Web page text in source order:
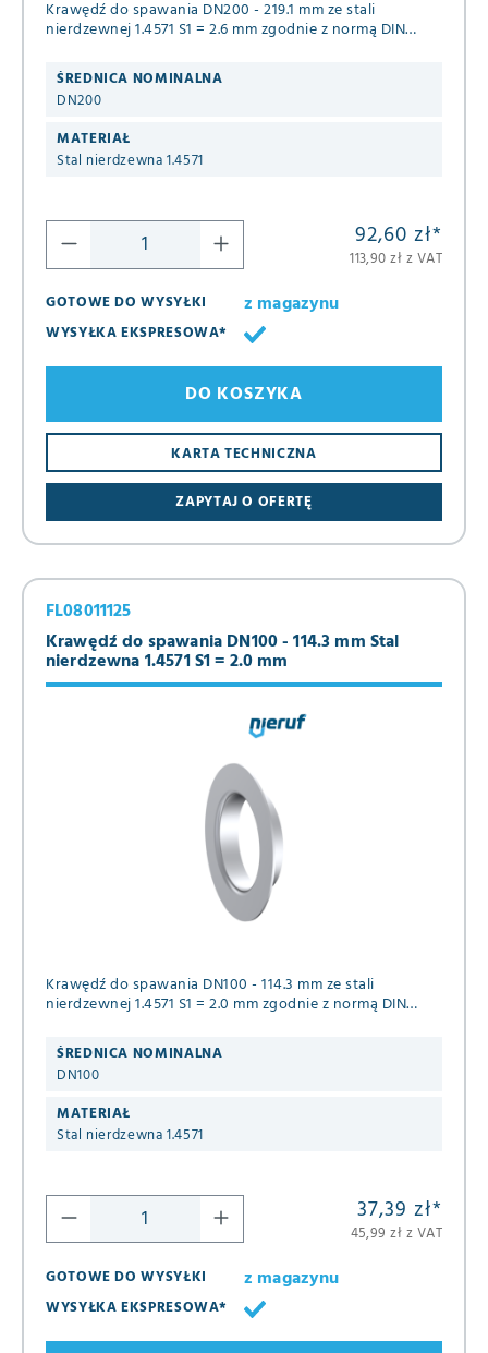
Krawędź do spawania DN200 - 219.1 mm ze stali
nierdzewnej 1.4571 S1 = 2.6 mm zgodnie z normą DIN
ŚREDNICA NOMINALNA
DN200
MATERIAŁ
Stal nierdzewna 1.4571
92,60 zł*
113,90 zł z VAT
GOTOWE DO WYSYŁKI
z magazynu
WYSYŁKA EKSPRESOWA*
ZAPYTAJ O OFERTĘ
KARTA TECHNICZNA
DO KOSZYKA
Krawędź do spawania DN100 - 114.3 mm Stal
nierdzewna 1.4571 S1 = 2.0 mm
FL08011125
Krawędź do spawania DN100 - 114.3 mm ze stali
nierdzewnej 1.4571 S1 = 2.0 mm zgodnie z normą DIN
ŚREDNICA NOMINALNA
DN100
MATERIAŁ
Stal nierdzewna 1.4571
37,39 zł*
45,99 zł z VAT
GOTOWE DO WYSYŁKI
z magazynu
WYSYŁKA EKSPRESOWA*